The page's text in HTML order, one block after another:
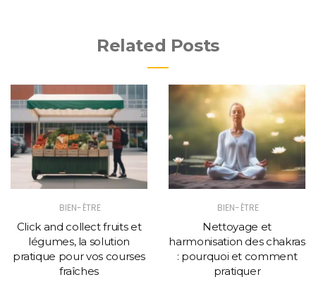
Related Posts
BIEN-ÊTRE
Click and collect fruits et
légumes, la solution
pratique pour vos courses
fraîches
BIEN-ÊTRE
Nettoyage et
harmonisation des chakras
: pourquoi et comment
pratiquer